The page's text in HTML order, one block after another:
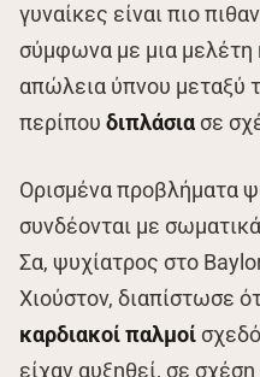
γυναίκες είναι πιο
σύμφωνα με μια μελέτη
απώλεια ύπνου μεταξύ
περίπου διπλάσια σε
Ορισμένα προβλήματα
συνδέονται με
Σα, ψυχίατρος στο
Χιούστον, διαπίστωσε
καρδιακοί παλμοί
είχαν αυξηθεί, σε